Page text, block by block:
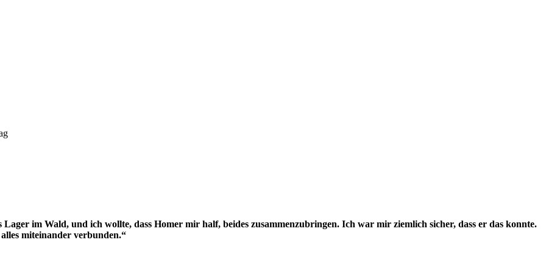
im Wald, und ich wollte, dass Homer mir half, beides zusammenzubringen. Ich war mir ziemlich sicher, dass er das konnte.
miteinander verbunden.“